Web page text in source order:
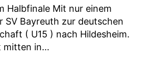
Halbfinale Mit nur einem
SV Bayreuth zur deutschen
( U15 ) nach Hildesheim.
mitten in…